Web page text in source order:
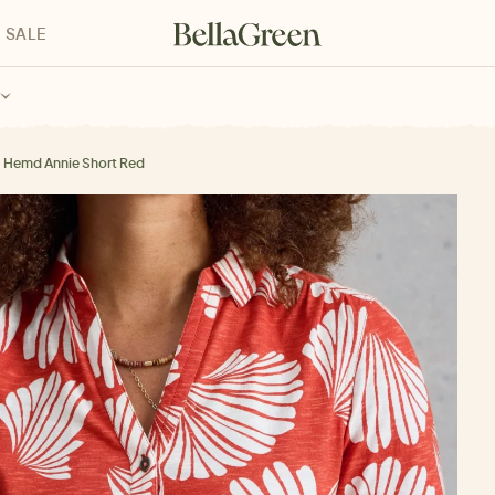
für Kinder
SALE
Hemd Annie Short Red